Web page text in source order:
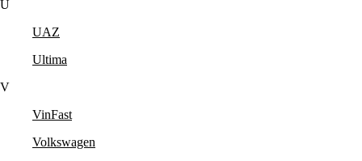
U
UAZ
Ultima
V
VinFast
Volkswagen